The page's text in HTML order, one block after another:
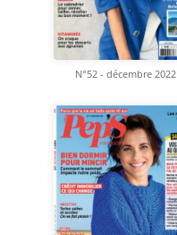
N°52 - décembre 2022